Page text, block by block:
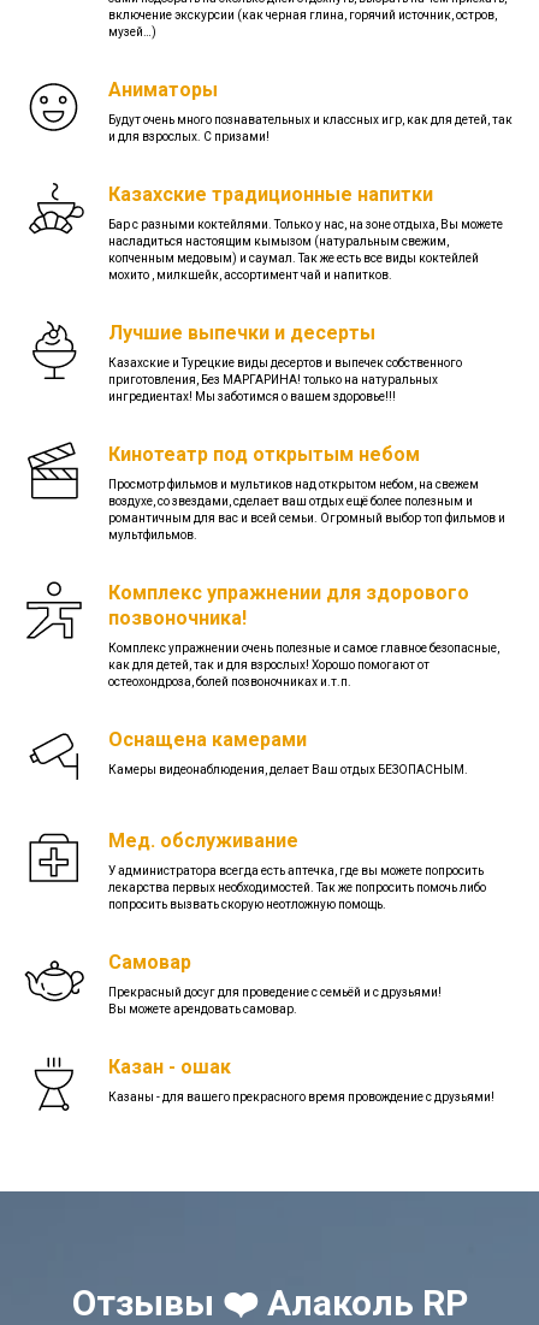
включение экскурсии (как черная глина, горячий источник, остров,
музей…)
Аниматоры
Будут очень много познавательных и классных игр, как для детей, так
и для взрослых. С призами!
Казахские традиционные напитки
Бар с разными коктейлями. Только у нас, на зоне отдыха, Вы можете
насладиться настоящим кымызом (натуральным свежим,
копченным медовым) и саумал. Так же есть все виды коктейлей
мохито , милкшейк, ассортимент чай и напитков.
Лучшие выпечки и десерты
Казахские и Турецкие виды десертов и выпечек собственного
приготовления, Без МАРГАРИНА! только на натуральных
ингредиентах! Мы заботимся о вашем здоровье!!!
Кинотеатр под открытым небом
Просмотр фильмов и мультиков над открытом небом, на свежем
воздухе, со звездами, сделает ваш отдых ещё более полезным и
романтичным для вас и всей семьи. Огромный выбор топ фильмов и
мультфильмов.
Комплекс упражнении для здорового
позвоночника!
Комплекс упражнении очень полезные и самое главное безопасные,
как для детей, так и для взрослых! Хорошо помогают от
остеохондроза, болей позвоночниках и.т.п.
Оснащена камерами
Камеры видеонаблюдения, делает Ваш отдых БЕЗОПАСНЫМ.
Мед. обслуживание
У администратора всегда есть аптечка, где вы можете попросить
лекарства первых необходимостей. Так же попросить помочь либо
попросить вызвать скорую неотложную помощь.
Самовар
Прекрасный досуг для проведение с семьёй и с друзьями!
Вы можете арендовать самовар.
Казан - ошак
Казаны - для вашего прекрасного время провождение с друзьями!
Отзывы ❤️ Алаколь RP